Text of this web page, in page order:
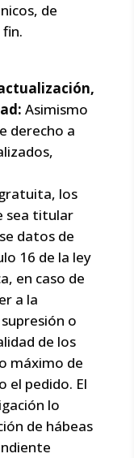
de
Asimismo
derecho a
los
sea titular
datos de
16 de la ley
en caso de
a la
o
de los
máximo de
el pedido. El
lo
de hábeas